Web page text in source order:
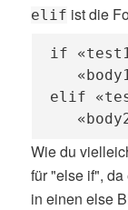
elif ist die
if
elif
Wie du
für "else if",
in einen else